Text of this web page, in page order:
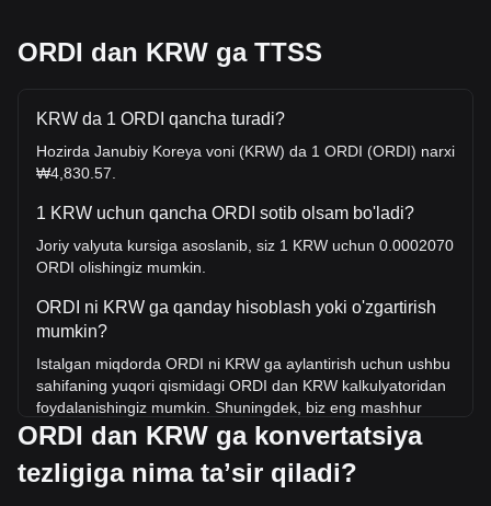
ORDI dan KRW ga TTSS
KRW da 1 ORDI qancha turadi?
Hozirda Janubiy Koreya voni (KRW) da 1 ORDI (ORDI) narxi
₩4,830.57.
1 KRW uchun qancha ORDI sotib olsam bo'ladi?
Joriy valyuta kursiga asoslanib, siz 1 KRW uchun 0.0002070
ORDI olishingiz mumkin.
ORDI ni KRW ga qanday hisoblash yoki o'zgartirish
mumkin?
Istalgan miqdorda ORDI ni KRW ga aylantirish uchun ushbu
sahifaning yuqori qismidagi ORDI dan KRW kalkulyatoridan
foydalanishingiz mumkin. Shuningdek, biz eng mashhur
konvertatsiyalar uchun tezkor ma'lumotnoma jadvallarini
ham kiritdik. Masalan, 5 KRW 0.001035 ORDI ga teng, 5
ORDI esa 24,152.83KRW atrofida turadi.
ORDI dan KRW ga konvertatsiya
tezligiga nima taʼsir qiladi?